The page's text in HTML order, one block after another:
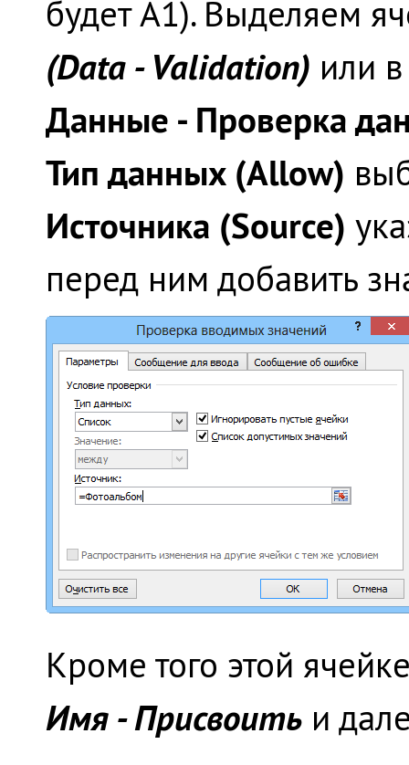
будет A1). Выделяем
(Data - Validation) или
Данные - Проверка
Тип данных (Allow)
Источника (Source)
перед ним добавить
Кроме того этой
Имя - Присвоить и